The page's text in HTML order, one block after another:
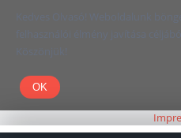
Kedves Olvasó! Weboldalunk
felhasználói élmény javítása
Köszönjük!